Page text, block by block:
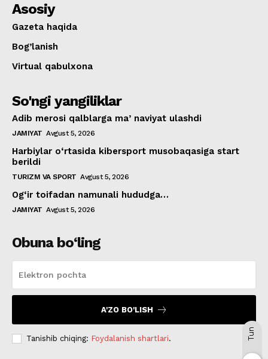
Asosiy
Gazeta haqida
Bog’lanish
Virtual qabulxona
So'ngi yangiliklar
Adib merosi qalblarga maʼnaviyat ulashdi
JAMIYAT Avgust 5, 2026
Harbiylar o‘rtasida kibersport musobaqasiga start
berildi
TURIZM VA SPORT Avgust 5, 2026
Og‘ir toifadan namunali hududga…
JAMIYAT Avgust 5, 2026
Obuna bo‘ling
A'ZO BO'LISH
Tanishib chiqing: Foydalanish shartlari. Tun